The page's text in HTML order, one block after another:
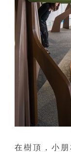
在樹頂，小